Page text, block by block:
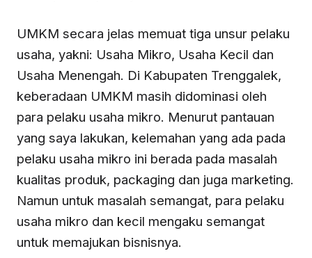
UMKM secara jelas memuat tiga unsur pelaku
usaha, yakni: Usaha Mikro, Usaha Kecil dan
Usaha Menengah. Di Kabupaten Trenggalek,
keberadaan UMKM masih didominasi oleh
para pelaku usaha mikro. Menurut pantauan
yang saya lakukan, kelemahan yang ada pada
pelaku usaha mikro ini berada pada masalah
kualitas produk, packaging dan juga marketing.
Namun untuk masalah semangat, para pelaku
usaha mikro dan kecil mengaku semangat
untuk memajukan bisnisnya.